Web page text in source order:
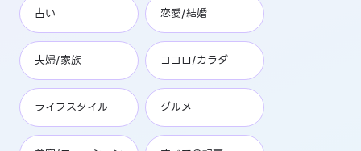
占い 恋愛/結婚
夫婦/家族 ココロ/カラダ
ライフスタイル グルメ